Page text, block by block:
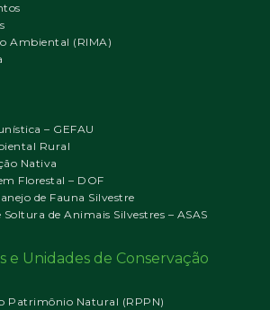
Ambiental (RIMA)
– GEFAU
Rural
Nativa
Florestal – DOF
de Fauna Silvestre
Soltura de Animais Silvestres – ASAS
e Unidades de Conservação
Patrimônio Natural (RPPN)